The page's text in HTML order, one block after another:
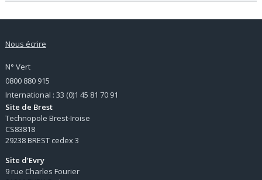
Nous écrire
N° Vert
0800 880 915
International : 33 (0)1 45 81 70 91
Site de Brest
Technopole Brest-Iroise
CS83818
29238 BREST cedex 3
Site d'Evry
9 rue Charles Fourier